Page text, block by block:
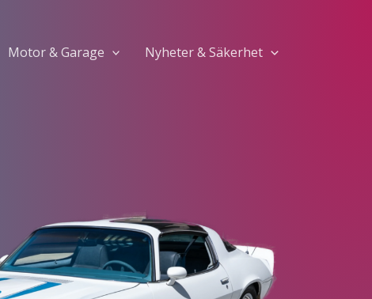
Motor & Garage Nyheter & Säkerhet